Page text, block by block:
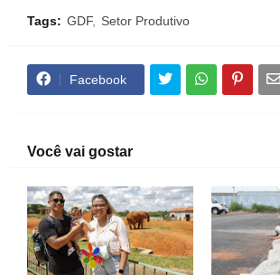
Tags: GDF Setor Produtivo
Facebook
Você vai gostar